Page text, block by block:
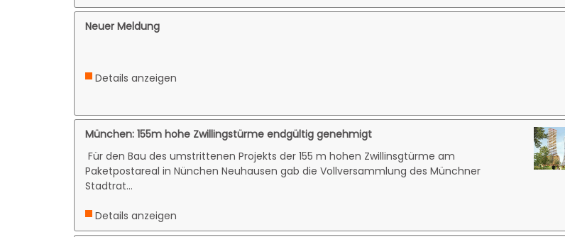
Neuer Meldung
Details anzeigen
München: 155m hohe Zwillingstürme endgültig genehmigt
Für den Bau des umstrittenen Projekts der 155 m hohen Zwillinsgtürme am
Paketpostareal in Nünchen Neuhausen gab die Vollversammlung des Münchner
Stadtrat...
Details anzeigen